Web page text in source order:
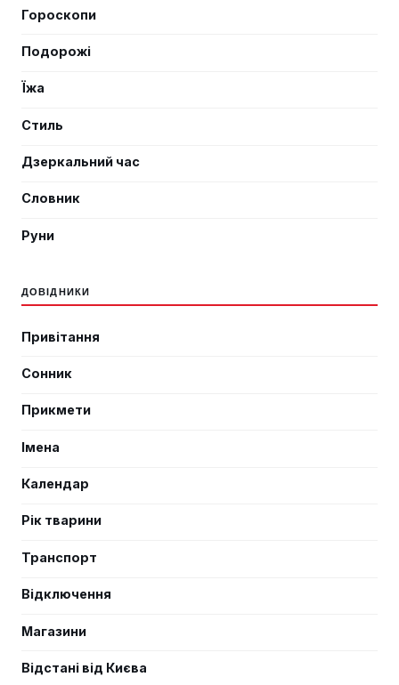
Гороскопи
Подорожі
Їжа
Стиль
Дзеркальний час
Словник
Руни
ДОВІДНИКИ
Привітання
Сонник
Прикмети
Імена
Календар
Рік тварини
Транспорт
Відключення
Магазини
Відстані від Києва